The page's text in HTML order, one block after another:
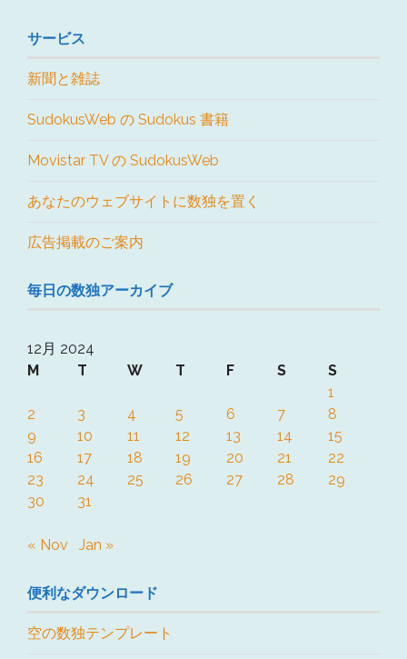
サービス
新聞と雑誌
SudokusWeb の Sudokus 書籍
Movistar TV の SudokusWeb
あなたのウェブサイトに数独を置く
広告掲載のご案内
毎日の数独アーカイブ
12月 2024
M
T W T F S
S
1
2
3 4 5 6 7
8
9
10 11 12 13 14
15
16
17 18 19 20 21
22
23
24 25 26 27 28
29
30
31
« Nov Jan »
便利なダウンロード
空の数独テンプレート